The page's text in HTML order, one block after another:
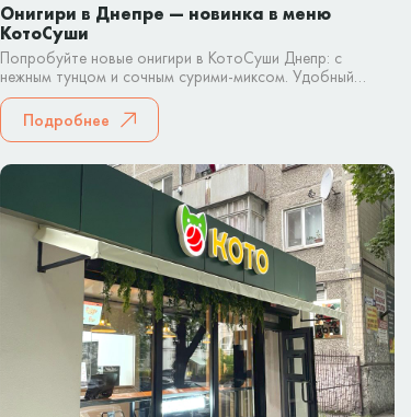
Онигири в Днепре — новинка в меню
КотоСуши
Попробуйте новые онигири в КотоСуши Днепр: с
нежным тунцом и сочным сурими-миксом. Удобный
японский снек для быстрого перекуса или заказа домой.
Подробнее